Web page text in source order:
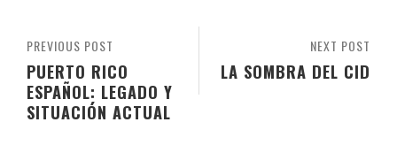
NEXT POST
LA SOMBRA DEL CID
PREVIOUS POST
PUERTO RICO
ESPAÑOL: LEGADO Y
SITUACIÓN ACTUAL